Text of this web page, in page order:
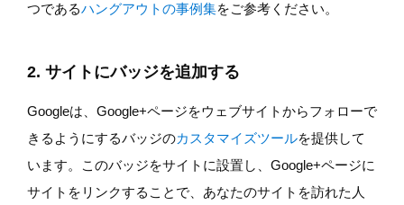
つであるハングアウトの事例集をご参考ください。
2. サイトにバッジを追加する
Googleは、Google+ページをウェブサイトからフォローで
きるようにするバッジのカスタマイズツールを提供して
います。このバッジをサイトに設置し、Google+ページに
サイトをリンクすることで、あなたのサイトを訪れた人